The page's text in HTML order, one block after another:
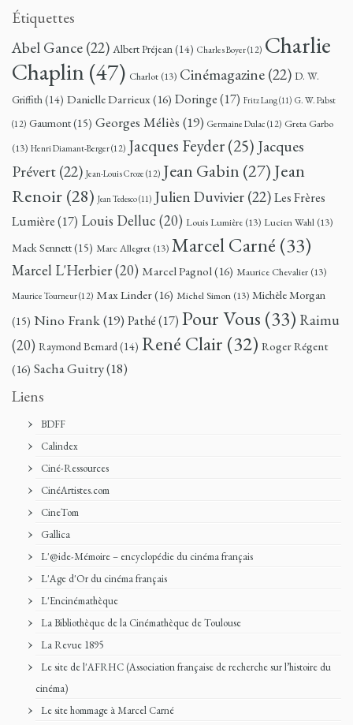
Étiquettes
Abel Gance(22) Albert Préjean(14) Charles Boyer(12) Charlie
Chaplin(47) Charlot (13) Cinémagazine(22) D. W.
Griffith(14) Danielle Darrieux(16) Doringe(17) Fritz Lang(11) G. W. Pabst
(12) Gaumont(15) Georges Méliès (19) Germaine Dulac (12) Greta Garbo
(13) Henri Diamant-Berger(12) Jacques Feyder(25) Jacques
Prévert(22) Jean-Louis Croze (12) Jean Gabin (27) Jean
Renoir (28) Jean Tedesco(11) Julien Duvivier(22)Les Frères
Lumière(17) Louis Delluc (20) Louis Lumière (13) Lucien Wahl (13)
Mack Sennett(15) Marc Allegret (13) Marcel Carné (33)
Marcel L'Herbier(20) Marcel Pagnol(16) Maurice Chevalier (13)
Maurice Tourneur(12) Max Linder(16) Michel Simon (13) Michèle Morgan
(15) Nino Frank(19) Pathé(17) Pour Vous (33) Raimu
(20) Raymond Bernard(14) René Clair (32) Roger Régent
(16) Sacha Guitry(18)
Liens
BDFF
Calindex
Ciné-Ressources
CinéArtistes.com
CineTom
Gallica
L'@ide-Mémoire – encyclopédie du cinéma français
L'Age d'Or du cinéma français
L'Encinémathèque
La Bibliothèque de la Cinémathèque de Toulouse
La Revue 1895
Le site de l'AFRHC (Association française de recherche sur l’histoire du
cinéma)
Le site hommage à Marcel Carné